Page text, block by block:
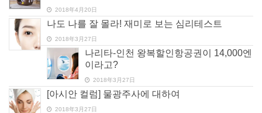
2018年4月20日
나도 나를 잘 몰라! 재미로 보는 심리테스트
2018年3月27日
나리타-인천 왕복할인항공권이 14,000엔
이라고?
2018年3月27日
[아시안 컬럼] 물광주사에 대하여
2018年3月27日